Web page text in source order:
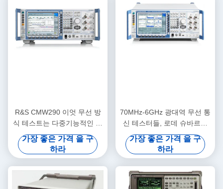
R&S CMW290 이엇 무선 방
식 테스트는 다중기능적인 오
래가서 졌습니다
가장 좋은 가격 을 구
하라
70MHz-6GHz 광대역 무선 통
신 테스터들, 로데 슈바르츠
CMW280
가장 좋은 가격 을 구
하라